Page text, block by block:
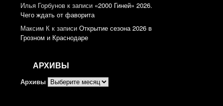
Илья Горбунов к записи «2000 Гиней» 2026.
Чего ждать от фаворита
Максим К к записи Открытие сезона 2026 в
Грозном и Краснодаре
АРХИВЫ
Архивы